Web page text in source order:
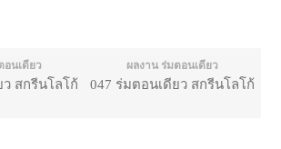
อนเดียว
สกรีนโลโก้
ผลงาน ร่มตอนเดียว
047 ร่มตอนเดียว สกรีนโลโก้